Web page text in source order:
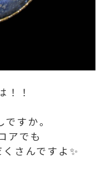
！！
すか。
アでも
さんですよ✨